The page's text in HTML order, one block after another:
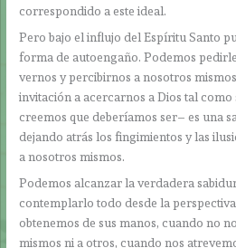
correspondido a este ideal.
Pero bajo el influjo del Espíritu Santo
forma de autoengaño. Podemos
vernos y percibirnos a nosotros
invitación a acercarnos a Dios tal
creemos que deberíamos ser– es una
dejando atrás los fingimientos y las
a nosotros mismos.
Podemos alcanzar la verdadera
contemplarlo todo desde la
obtenemos de sus manos, cuando no
mismos ni a otros, cuando nos